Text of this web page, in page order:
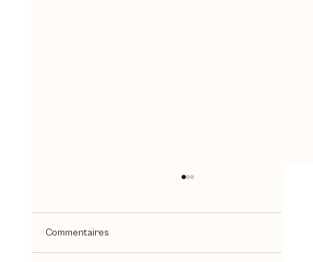
Commentaires